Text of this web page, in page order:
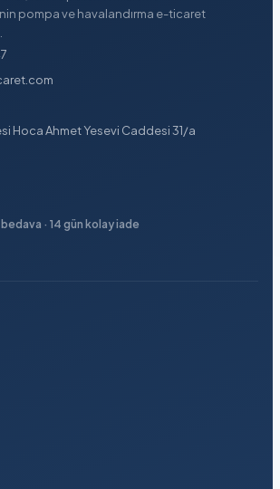
pompa ve havalandırma e-ticaret
Hoca Ahmet Yesevi Caddesi 31/a
· 14 gün kolay iade